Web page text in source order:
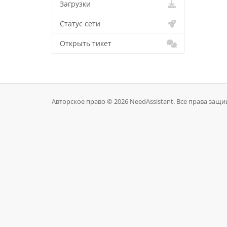
Загрузки
Статус сети
Открыть тикет
Авторское право © 2026 NeedAssistant. Все права